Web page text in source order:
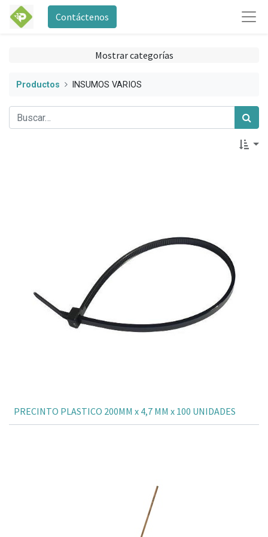
Contáctenos
Mostrar categorías
Productos INSUMOS VARIOS
PRECINTO PLASTICO 200MM x 4,7 MM x 100 UNIDADES